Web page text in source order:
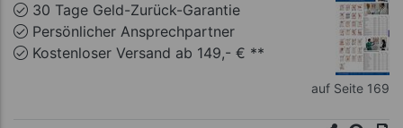
30 Tage Geld-Zurück-Garantie
Persönlicher Ansprechpartner
Kostenloser Versand ab 149,- € **
auf Seite 169